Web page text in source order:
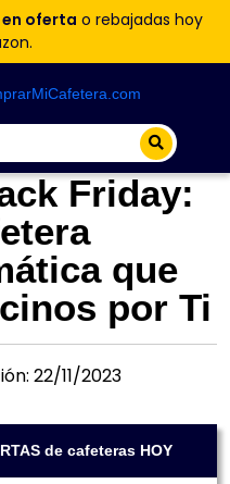
oferta o rebajadas hoy
Friday:
que
por Ti
22/11/2023
de cafeteras HOY